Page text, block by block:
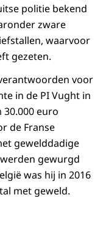
politie bekend
zware
waarvoor
gezeten.
voor
in de PI Vught in
euro
de Franse
gewelddadige
gewurgd
was hij in 2016
met geweld.